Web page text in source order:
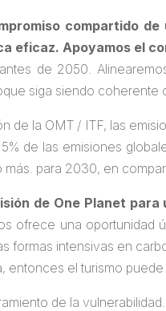
compartido
eficaz. Apoyamos el
de 2050.
siga siendo coherente
de la OMT / ITF, las
de las emisiones
más. para 2030, en
de One Planet para
ofrece una oportunidad
formas intensivas en
entonces el turismo
de la vulnerabilidad.